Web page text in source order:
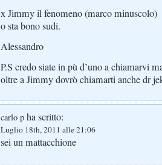
x Jimmy il fenomeno (marco minuscolo)
o sta bono sudi.
Alessandro
P.S credo siate in pù d’uno a chiamarvi
oltre a Jimmy dovrò chiamarti anche dr
carlo p ha scritto:
Luglio 18th, 2011 alle 21:06
sei un mattacchione